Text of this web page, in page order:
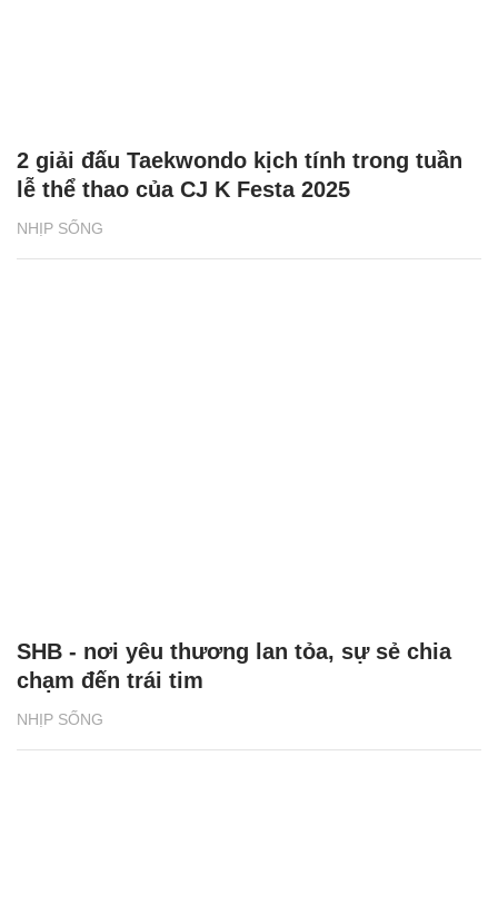
NHỊP SỐNG
2 giải đấu Taekwondo kịch tính trong tuần
lễ thể thao của CJ K Festa 2025
NHỊP SỐNG
SHB - nơi yêu thương lan tỏa, sự sẻ chia
chạm đến trái tim